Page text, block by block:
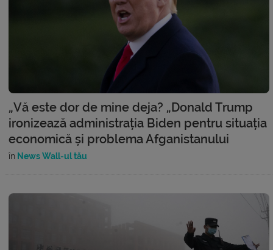
„Vă este dor de mine deja? „Donald Trump
ironizează administrația Biden pentru situația
economică și problema Afganistanului
în News Wall-ul tău